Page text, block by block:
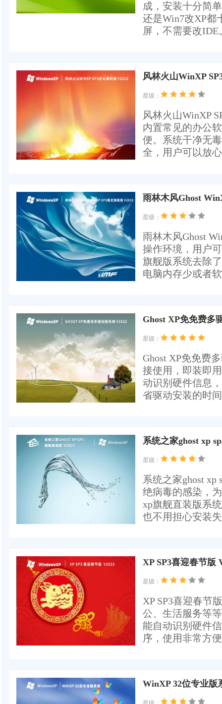
成，安装十分简
还是Win7改XP都
屏，不需要改IDE
风林火山WinXP
星级：
风林火山WinXP
内置常见的办公
便。系统干净无
全，用户可以放
雨林木风Ghost
星级：
雨林木风Ghost
操作环境，用户
旗舰版系统去除
电脑内存少或者
Ghost XP免免费多
星级：
Ghost XP免免费
接使用，即装即
动识别硬件信息
省驱动安装的时
系统之家ghost xp
星级：
系统之家ghost
绝病毒的感染，
xp旗舰直装版系
也不用担心安装
XP SP3喜迎春节版
星级：
XP SP3喜迎春节
公、生活服务等
能自动识别硬件
序，使用非常方
WinXP 32位专业版